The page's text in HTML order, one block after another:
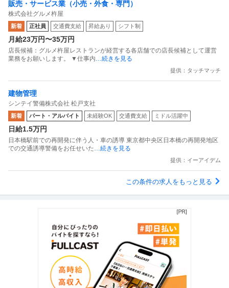
販売・サービス業（小売・外食・専門）
株式会社グルメ杵屋
新着 正社員 交通費支給 昇給あり シフト制
月給23万円〜35万円
店長候補：グルメ杵屋レストランが経営する各店舗での店長候補として運営
業務をお願いします。 ▼仕事内 …続きを見る
提供：タッチマッチ
建物管理
シンテイ警備株式会社 松戸支社
新着 パート・アルバイト 未経験OK 交通費支給 ミドル活躍中
日給1.5万円
日本橋駅前での再開発に伴う人・車の誘導 東京都中央区日本橋の再開発地区
での交通誘導警備をお任せいた …続きを見る
提供：イーアイデム
この条件の求人をもっと見る